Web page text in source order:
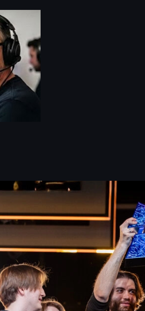
na BLAST Bounty 2026: visão geral
formato e contexto da campanha
desde o início: fase online
de surpresa contra gigantes
PARIVISION vs Falcons
cenário competitivo e rumo ao topo
economia do jogo e a ascensão da
tradar e comprar skins de CS2 com
da PARIVISION em 2026
Bounty 2026: visão geral